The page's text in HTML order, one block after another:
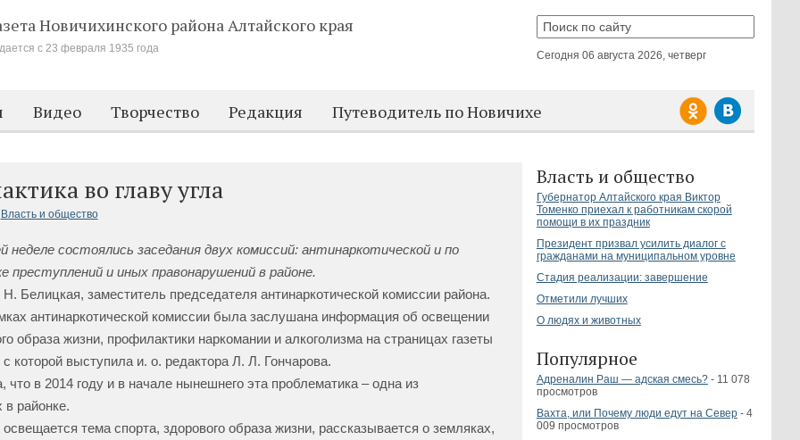
Новичихинского районаАлтайского края
с 23 февраля 1935 года
Сегодня 06 августа 2026, четверг
Видео Творчество Редакция Путеводитель по Новичихе
Власть и общество
Губернатор Алтайского края Виктор
Томенко приехал к работникам скорой
помощи в их праздник
Президент призвал усилить диалог с
гражданами на муниципальном уровне
Стадия реализации: завершение
Отметили лучших
О людях и животных
Популярное
Адреналин Раш — адская смесь?- 11 078
просмотров
Вахта, или Почему люди едут на Север- 4
009 просмотров
во главу угла
Власть и общество
неделе состоялись заседания двух комиссий: антинаркотической и по
преступлений и иных правонарушений в районе.
Белицкая, заместитель председателя антинаркотической комиссии района.
антинаркотической комиссии была заслушана информация об освещении
образа жизни, профилактики наркомании и алкоголизма на страницах газеты
которой выступила и. о. редактора Л. Л. Гончарова.
что в 2014 году и в начале нынешнего эта проблематика – одна из
в районке.
тема спорта, здорового образа жизни, рассказывается о земляках,